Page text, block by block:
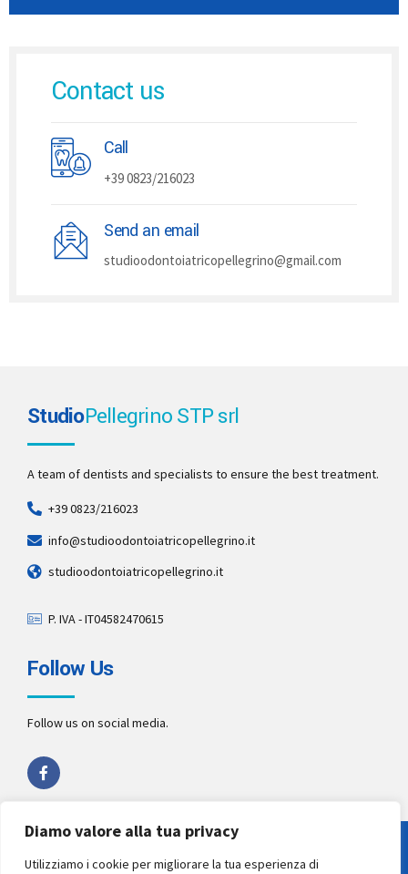
Diamo valore alla tua privacy
Utilizziamo i cookie per migliorare la tua esperienza di
Contact us
Call
+39 0823/216023
Send an email
studioodontoiatricopellegrino@gmail.com
StudioPellegrino STP srl
A team of dentists and specialists to ensure the best treatment.
+39 0823/216023
info@studioodontoiatricopellegrino.it
studioodontoiatricopellegrino.it
P. IVA - IT04582470615
Follow Us
Follow us on social media.